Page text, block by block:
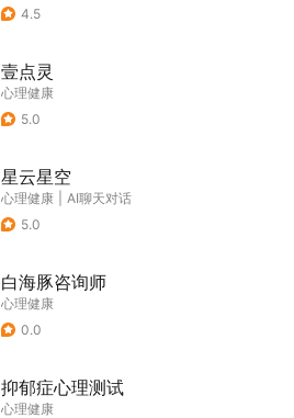
4.5
壹点灵
心理健康
5.0
星云星空
心理健康
AI聊天对话
5.0
白海豚咨询师
心理健康
0.0
抑郁症心理测试
心理健康